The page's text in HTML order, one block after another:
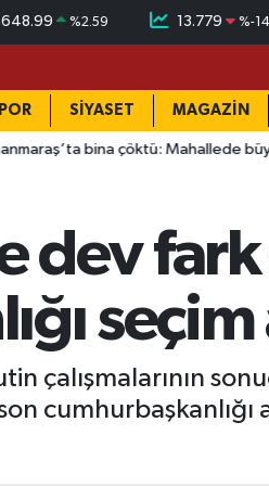
%2.59 13.779 %-14
SİYASET MAGAZİN
çöktü: Mahallede büyük panik
dev fark
çalışmalarının
cumhurbaşkanlığı